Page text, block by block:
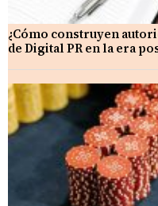
¿Cómo construyen
de Digital PR en la era